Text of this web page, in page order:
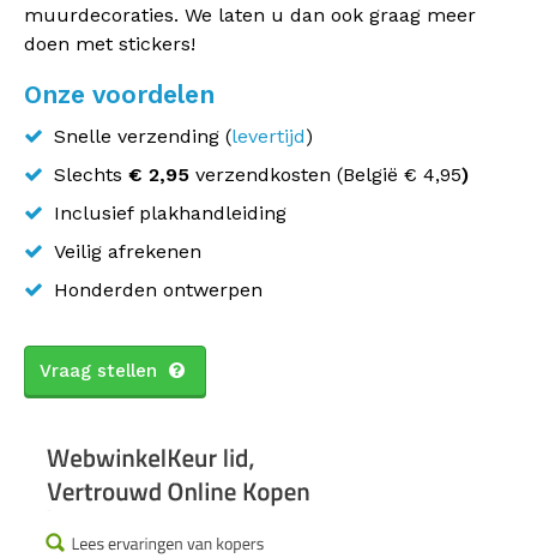
muurdecoraties. We laten u dan ook graag meer
doen met stickers!
Onze voordelen
Snelle verzending (levertijd)
Slechts € 2,95 verzendkosten (België € 4,95)
Inclusief plakhandleiding
Veilig afrekenen
Honderden ontwerpen
Vraag stellen